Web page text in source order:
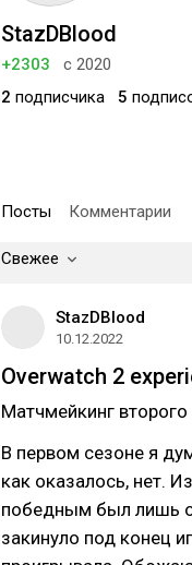
StazDBlood
+2303
с 2020
2 подписчика 5
Посты Комментарии
Свежее
StazDBlood
10.12.2022
Overwatch 2
Матчмейкинг
В первом сезоне я
как оказалось, нет.
победным был лишь
закинуло под конец